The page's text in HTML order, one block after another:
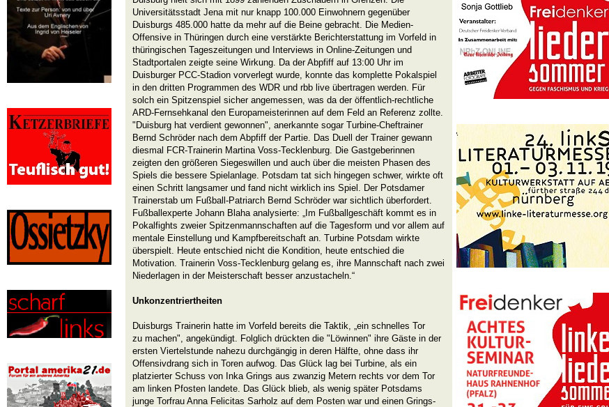
Universitätsstadt Jena mit nur knapp 100.000 Einwohnern gegenüber
Duisburgs 485.000 hatte da mehr auf die Beine gebracht. Die Medien-
Offensive in Thüringen durch eine verstärkte Berichterstattung im Vorfeld in
thüringischen Tageszeitungen und Interviews in Online-Zeitungen und
Stadtportalen zeigte seine Wirkung. Da der Abpfiff auf 13:00 Uhr im
Duisburger PCC-Stadion vorverlegt wurde, konnte das komplette Pokalspiel
in den dritten Programmen des WDR und rbb live übertragen werden. Für
solch ein Spitzenspiel sicher angemessen, was da der öffentlich-rechtliche
ARD-Fernsehkanal den Europameisterinnen auf dem Feld an Referenz zollte.
"Duisburg hat verdient gewonnen", anerkannte sogar Turbine-Cheftrainer
Bernd Schröder nach dem Abpfiff der Partie. Das Duell der Trainer gewann
diesmal FCR-Trainerin Martina Voss-Tecklenburg. Die Gastgeberinnen
zeigten den größeren Siegeswillen und auch über die meisten Phasen des
Spiels die bessere Spielanlage. Potsdam tat sich hingegen schwer, wirkte oft
einen Schritt langsamer und fand nicht wirklich ins Spiel. Der Potsdamer
Trainerstab um Fußball-Patriarch Bernd Schröder war sichtlich überfordert.
Fußballexperte Johann Blaha analysierte: „Im Fußballgeschäft kommt es in
Pokalfights zweier Spitzenmannschaften auf die Tagesform und vor allem auf
mentale Einstellung und Kampfbereitschaft an. Turbine Potsdam wirkte
überspielt. Heute entschied nicht die Kondition, heute entschied die
Motivation. Trainerin Voss-Tecklenburg gelang es, ihre Mannschaft nach zwei
Niederlagen in der Meisterschaft besser anzustacheln.“
Unkonzentriertheiten
Duisburgs Trainerin hatte im Vorfeld bereits die Taktik, „ein schnelles Tor
zu machen", angekündigt. Folglich drückten die "Löwinnen" ihre Gäste in der
ersten Viertelstunde nahezu durchgängig in deren Hälfte, ohne dass ihr
Offensivdrang sich in Toren aufwog. Das Glück lag bei Turbine, als ein
platzierter Schuss von Inka Grings aus zwanzig Metern rechts vor dem Tor
am linken Pfosten landete. Das Glück blieb, als wenig später Potsdams
junge Torfrau Anna Felicitas Sarholz auf dem Posten war und einen Grings-